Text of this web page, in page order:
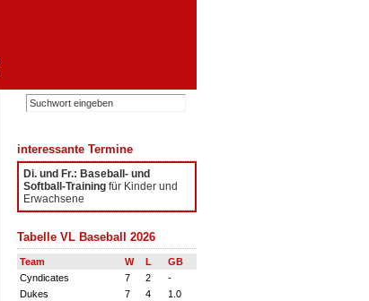
interessante Termine
Di. und Fr.: Baseball- und
Softball-Training für Kinder und
Erwachsene
Tabelle VL Baseball 2026
Team W L
GB
Cyndicates
7 2
-
Dukes
7 4
1.0